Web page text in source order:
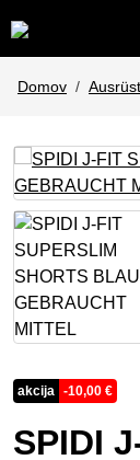
Domov
akcija -10,00 €
SPIDI